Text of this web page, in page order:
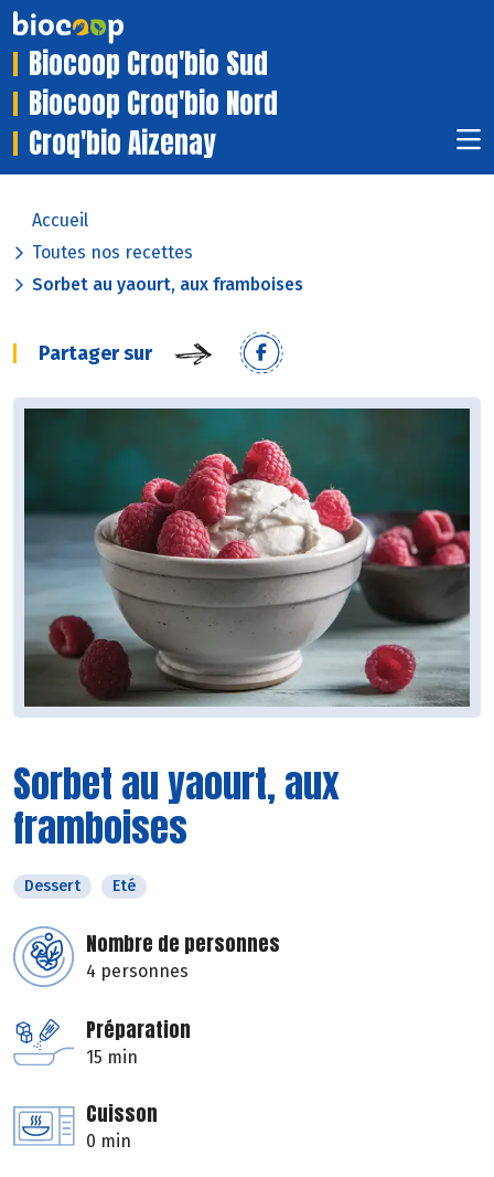
Biocoop Croq'bio Sud
Biocoop Croq'bio Nord
Croq'bio Aizenay
Accueil
Toutes nos recettes
Sorbet au yaourt, aux framboises
Partager sur
Sorbet au yaourt, aux
framboises
Dessert Eté
Nombre de personnes
4 personnes
Préparation
15 min
Cuisson
0 min